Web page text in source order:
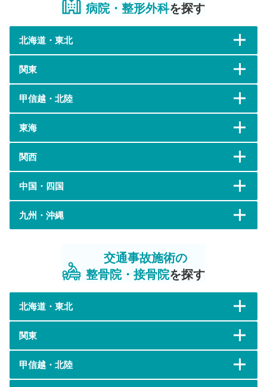
病院・整形外科を探す
北海道・東北
関東
甲信越・北陸
東海
関西
中国・四国
九州・沖縄
交通事故施術の
整骨院・接骨院を探す
北海道・東北
関東
甲信越・北陸